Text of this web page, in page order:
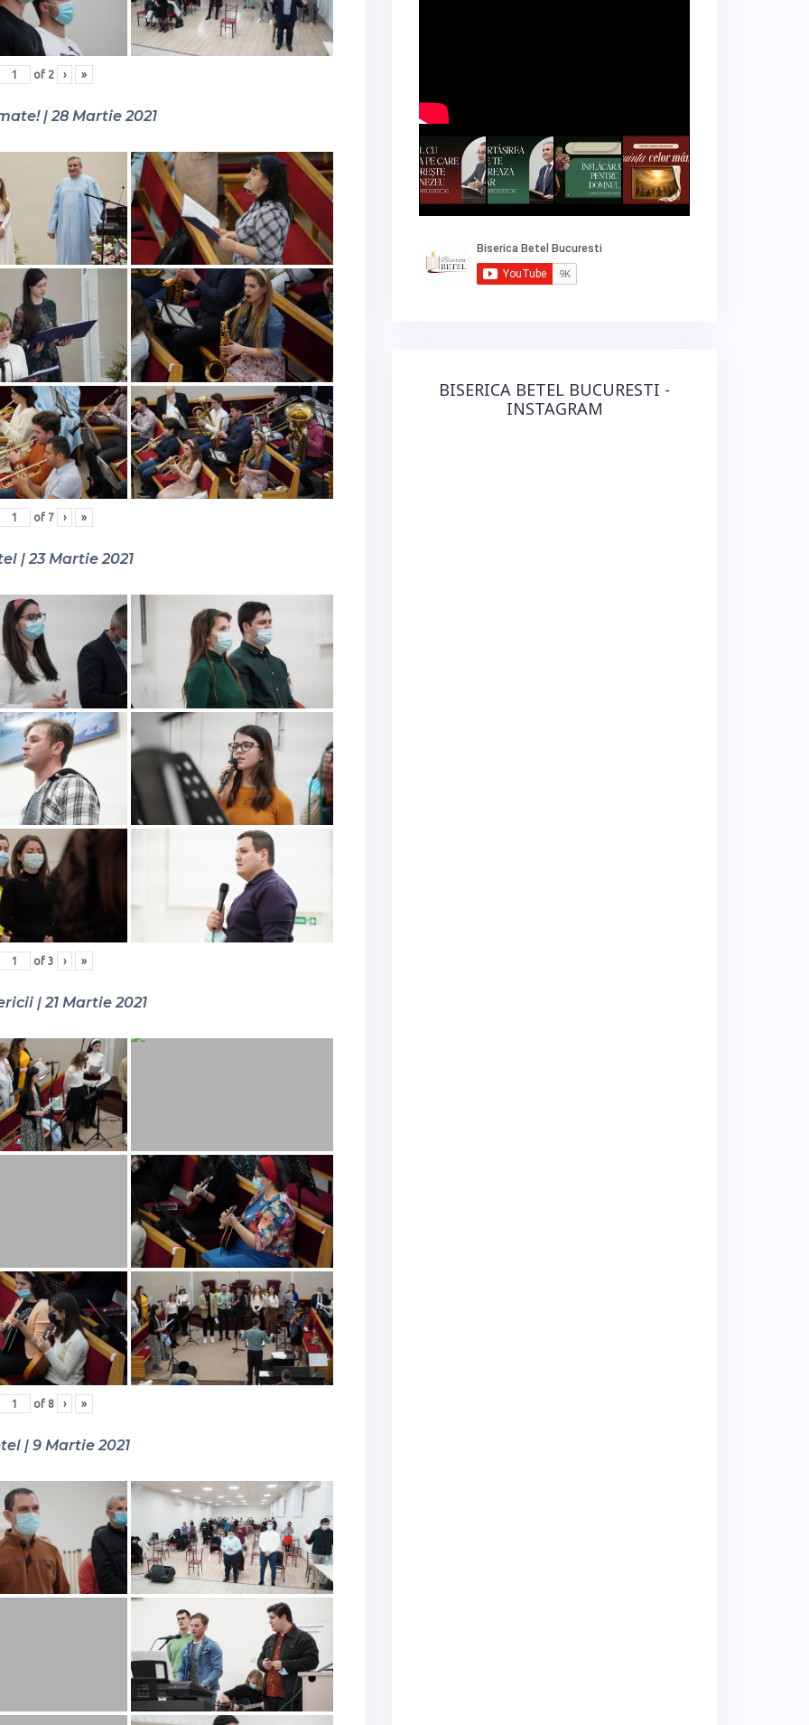
of 2 › »
| 28 Martie 2021
of 7 › »
| 23 Martie 2021
of 3 › »
| 21 Martie 2021
of 8 › »
| 9 Martie 2021
BISERICA BETEL BUCURESTI -
INSTAGRAM